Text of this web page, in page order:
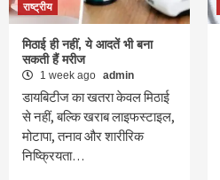
राष्ट्रीय
मिठाई ही नहीं, ये आदतें भी बना
सकती हैं मरीज
1 week ago admin
डायबिटीज का खतरा केवल मिठाई
से नहीं, बल्कि खराब लाइफस्टाइल,
मोटापा, तनाव और शारीरिक
निष्क्रियता…